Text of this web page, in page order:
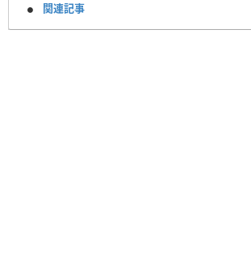
関連記事